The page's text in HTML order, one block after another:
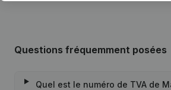
Questions fréquemment posées
Quel est le numéro de TVA de